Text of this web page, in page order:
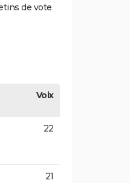
de vote
Voix
22
21